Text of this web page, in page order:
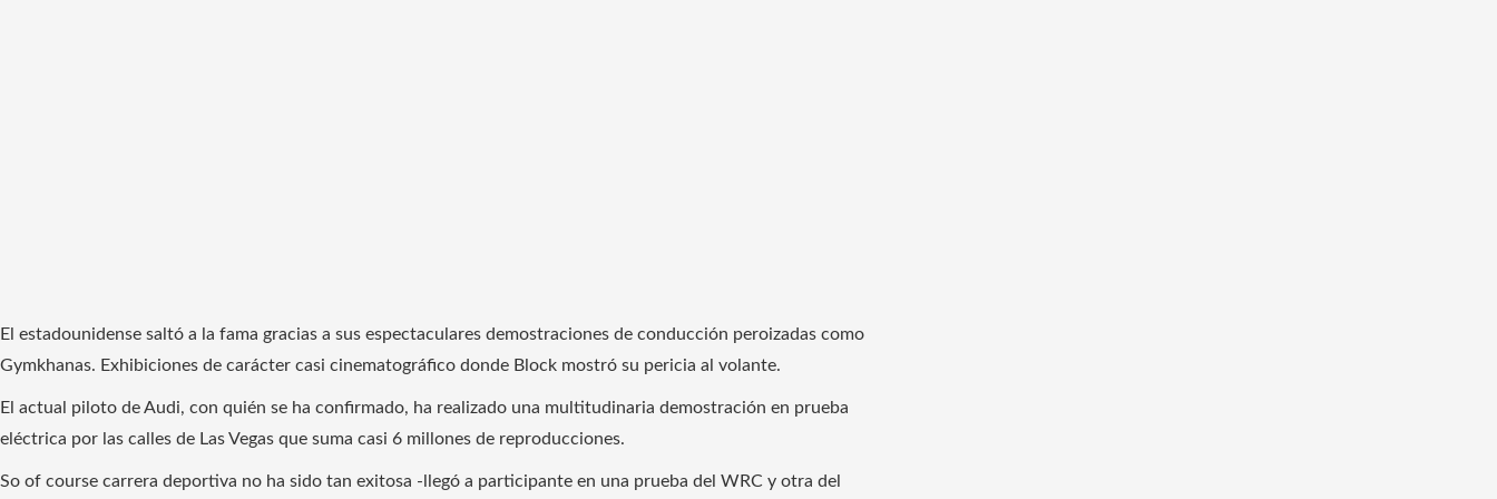
El estadounidense saltó a la fama gracias a sus espectaculares demostraciones de conducción peroizadas como
Gymkhanas. Exhibiciones de carácter casi cinematográfico donde Block mostró su pericia al volante.
El actual piloto de Audi, con quién se ha confirmado, ha realizado una multitudinaria demostración en prueba
eléctrica por las calles de Las Vegas que suma casi 6 millones de reproducciones.
So of course carrera deportiva no ha sido tan exitosa -llegó a participante en una prueba del WRC y otra del